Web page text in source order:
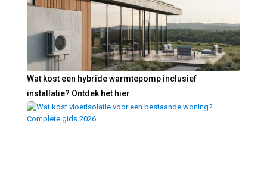
Wat kost een hybride warmtepomp inclusief
installatie? Ontdek het hier